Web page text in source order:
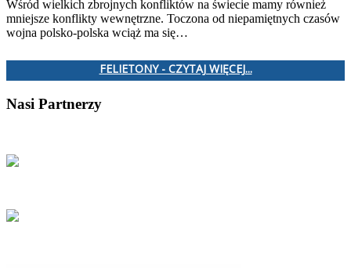
Wśród wielkich zbrojnych konfliktów na świecie mamy również
mniejsze konflikty wewnętrzne. Toczona od niepamiętnych czasów
wojna polsko-polska wciąż ma się…
FELIETONY - CZYTAJ WIĘCEJ...
Nasi Partnerzy